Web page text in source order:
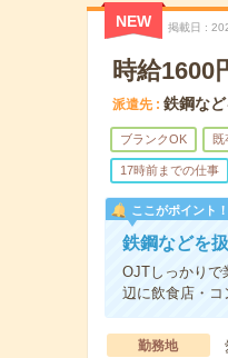
NEW 掲載日
時給1600
派遣先 鉄鋼な
ブランクOK 既
17時前までの仕事
ここがポイント！
鉄鋼などを
OJTしっかりで
辺に飲食店・コ
勤務地